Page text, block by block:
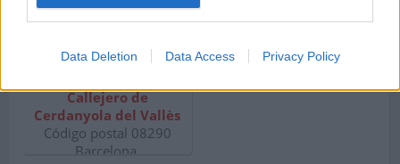
Data Deletion Data Access Privacy Policy
Callejero de
Cerdanyola del Vallès
Código postal 08290
Barcelona.